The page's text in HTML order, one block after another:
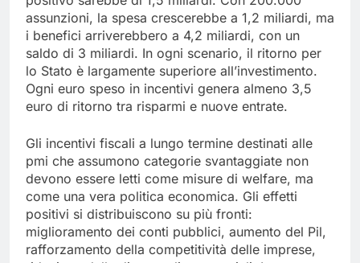
assunzioni, la spesa crescerebbe a 1,2 miliardi, ma
i benefici arriverebbero a 4,2 miliardi, con un
saldo di 3 miliardi. In ogni scenario, il ritorno per
lo Stato è largamente superiore all’investimento.
Ogni euro speso in incentivi genera almeno 3,5
euro di ritorno tra risparmi e nuove entrate.
Gli incentivi fiscali a lungo termine destinati alle
pmi che assumono categorie svantaggiate non
devono essere letti come misure di welfare, ma
come una vera politica economica. Gli effetti
positivi si distribuiscono su più fronti:
miglioramento dei conti pubblici, aumento del Pil,
rafforzamento della competitività delle imprese,